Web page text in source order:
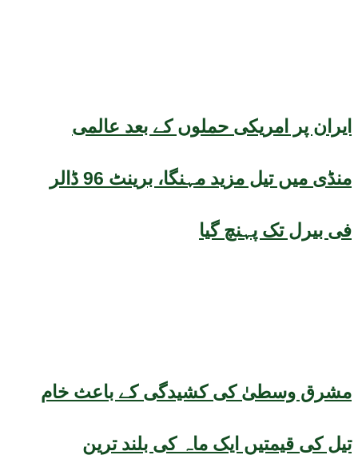
ایران پر امریکی حملوں کے بعد عالمی
منڈی میں تیل مزید مہنگا، برینٹ 96 ڈالر
فی بیرل تک پہنچ گیا
مشرق وسطیٰ کی کشیدگی کے باعث خام
تیل کی قیمتیں ایک ماہ کی بلند ترین